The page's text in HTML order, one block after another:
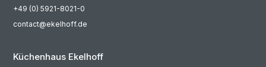
+49 (0) 5921-8021-0
contact@ekelhoff.de
Küchenhaus Ekelhoff